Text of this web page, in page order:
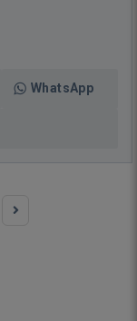
WhatsApp